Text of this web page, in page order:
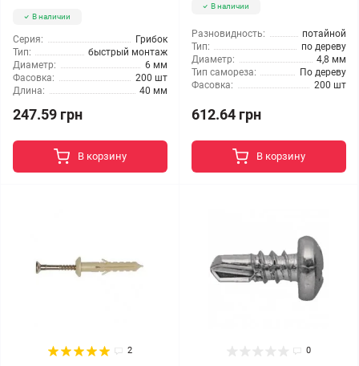
В наличии
Серия:
Грибок
Тип:
быстрый монтаж
Диаметр:
6 мм
Фасовка:
200 шт
Длина:
40 мм
247.59 грн
В корзину
В наличии
Разновидность:
потайной
Тип:
по дереву
Диаметр:
4,8 мм
Тип самореза:
По дереву
Фасовка:
200 шт
612.64 грн
В корзину
2 0